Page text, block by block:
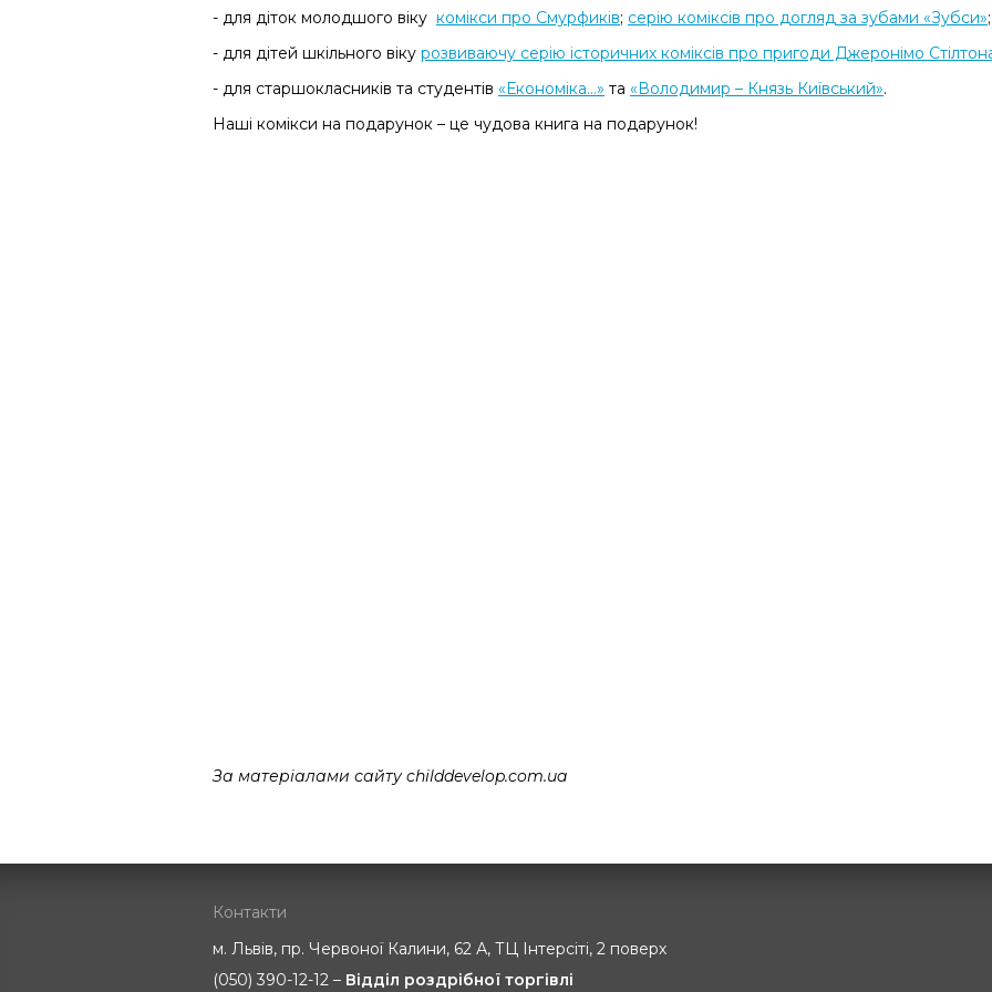
- для діток молодшого віку комікси про Смурфиків; серію коміксів про догляд за зубами «Зубси»;
- для дітей шкільного віку розвиваючу серію історичних коміксів про пригоди Джеронімо
- для старшокласників та студентів «Економіка...» та «Володимир – Князь Київський».
Наші комікси на подарунок – це чудова книга на подарунок!
За матеріалами сайту childdevelop.com.ua
Контакти
м. Львів, пр. Червоної Калини, 62 А, ТЦ Інтерсіті, 2 поверх
(050) 390-12-12 – Відділ роздрібної торгівлі